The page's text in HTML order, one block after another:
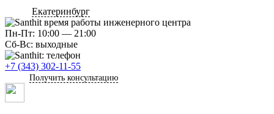
Екатеринбург
Пн-Пт: 10:00 — 21:00
Сб-Вс: выходные
+7 (343) 302-11-55
Получить консультацию